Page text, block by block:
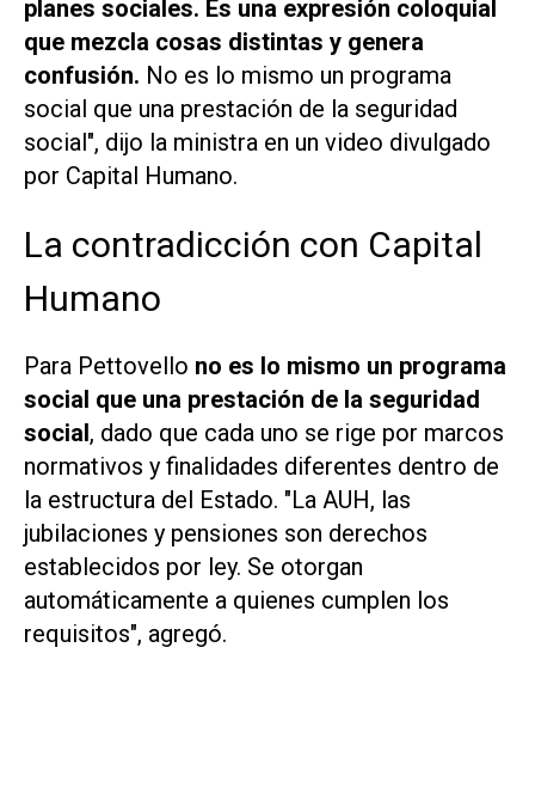
planes sociales. Es una expresión coloquial
que mezcla cosas distintas y genera
confusión. No es lo mismo un programa
social que una prestación de la seguridad
social", dijo la ministra en un video divulgado
por Capital Humano.
La contradicción con Capital
Humano
Para Pettovello no es lo mismo un programa
social que una prestación de la seguridad
social, dado que cada uno se rige por marcos
normativos y finalidades diferentes dentro de
la estructura del Estado. "La AUH, las
jubilaciones y pensiones son derechos
establecidos por ley. Se otorgan
automáticamente a quienes cumplen los
requisitos", agregó.